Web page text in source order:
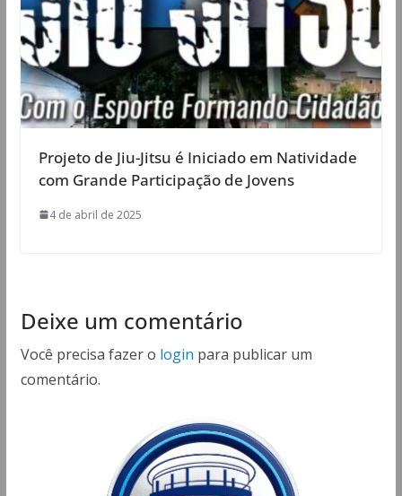
Projeto de Jiu-Jitsu é Iniciado em Natividade
com Grande Participação de Jovens
4 de abril de 2025
Deixe um comentário
Você precisa fazer o login para publicar um
comentário.